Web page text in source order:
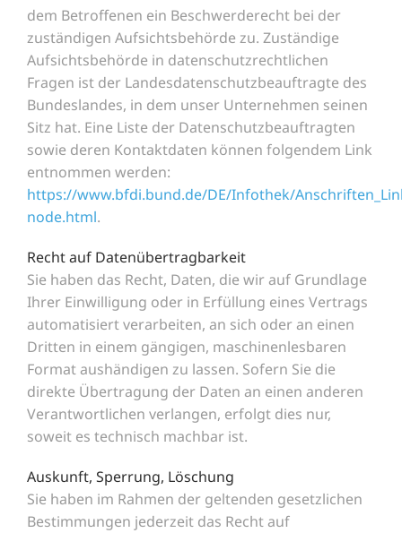
dem Betroffenen ein Beschwerderecht bei der
zuständigen Aufsichtsbehörde zu. Zuständige
Aufsichtsbehörde in datenschutzrechtlichen
Fragen ist der Landesdatenschutzbeauftragte des
Bundeslandes, in dem unser Unternehmen seinen
Sitz hat. Eine Liste der Datenschutzbeauftragten
sowie deren Kontaktdaten können folgendem Link
entnommen werden:
https://www.bfdi.bund.de/DE/Infothek/
node.html.
Recht auf Datenübertragbarkeit
Sie haben das Recht, Daten, die wir auf Grundlage
Ihrer Einwilligung oder in Erfüllung eines Vertrags
automatisiert verarbeiten, an sich oder an einen
Dritten in einem gängigen, maschinenlesbaren
Format aushändigen zu lassen. Sofern Sie die
direkte Übertragung der Daten an einen anderen
Verantwortlichen verlangen, erfolgt dies nur,
soweit es technisch machbar ist.
Auskunft, Sperrung, Löschung
Sie haben im Rahmen der geltenden gesetzlichen
Bestimmungen jederzeit das Recht auf